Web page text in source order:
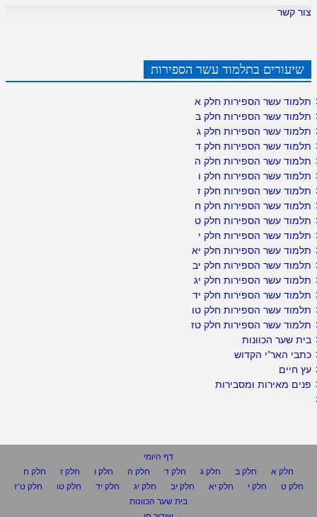
צור קשר
שיעורים בתלמוד עשר הספירות
תלמוד עשר הספירות חלק א
תלמוד עשר הספירות חלק ב
תלמוד עשר הספירות חלק ג
תלמוד עשר הספירות חלק ד
תלמוד עשר הספירות חלק ה
תלמוד עשר הספירות חלק ו
תלמוד עשר הספירות חלק ז
תלמוד עשר הספירות חלק ח
תלמוד עשר הספירות חלק ט
תלמוד עשר הספירות חלק י
תלמוד עשר הספירות חלק יא
תלמוד עשר הספירות חלק יב
תלמוד עשר הספירות חלק יג
תלמוד עשר הספירות חלק יד
תלמוד עשר הספירות חלק טו
תלמוד עשר הספירות חלק טז
בית שער הכוונות
כתבי האר"י הקדוש
עץ חיים
פנים מאירות ומסבירות
דף היומי
חלק א
חלק ב חלק ג חלק ד חלק ה חלק ו חלק ז
חלק ח
חלק ט
חלק י חלק יא חלק יב חלק יג חלק יד חלק טו
חלק ט"ז
בית שער הכוונות